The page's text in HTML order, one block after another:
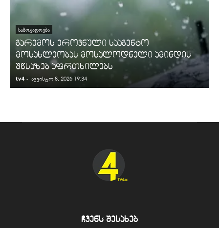
ᲡᲐᲖᲝᲒᲐᲓᲝᲔᲑᲐ
გარემოს ეროვნული სააგენტო
მოსახლეობას მოსალოდნელი ამინდის
შწსაზებ აფრთხილებს
tv4 - აგვისტო 8, 2026 19:34
ჩვენს შესახებ